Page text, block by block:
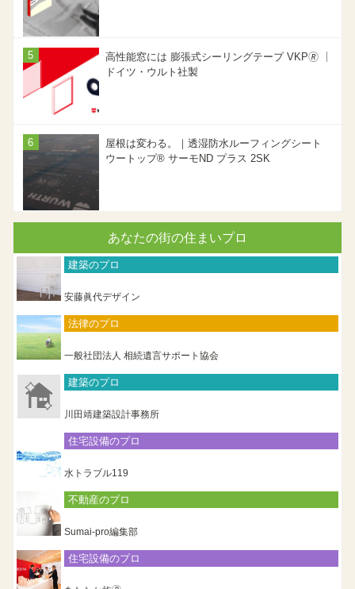
高性能窓には 膨張式シーリングテープ VKP🄬 ｜
ドイツ・ウルト社製
屋根は変わる。｜透湿防水ルーフィングシート
ウートップ® サーモND プラス 2SK
あなたの街の住まいプロ
建築のプロ
安藤眞代デザイン
法律のプロ
一般社団法人 相続遺言サポート協会
建築のプロ
川田靖建築設計事務所
住宅設備のプロ
水トラブル119
不動産のプロ
Sumai-pro編集部
住宅設備のプロ